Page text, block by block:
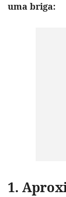
uma briga:
1.